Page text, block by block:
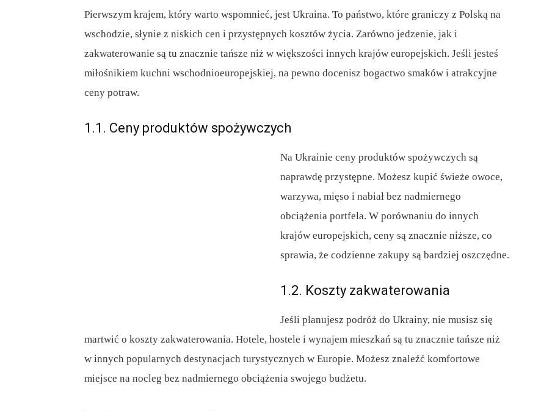
Pierwszym krajem, który warto wspomnieć, jest Ukraina. To państwo, które graniczy z Polską na
wschodzie, słynie z niskich cen i przystępnych kosztów życia. Zarówno jedzenie, jak i
zakwaterowanie są tu znacznie tańsze niż w większości innych krajów europejskich. Jeśli jesteś
miłośnikiem kuchni wschodnioeuropejskiej, na pewno docenisz bogactwo smaków i atrakcyjne
ceny potraw.
1.1. Ceny produktów spożywczych
Na Ukrainie ceny produktów spożywczych są
naprawdę przystępne. Możesz kupić świeże owoce,
warzywa, mięso i nabiał bez nadmiernego
obciążenia portfela. W porównaniu do innych
krajów europejskich, ceny są znacznie niższe, co
sprawia, że ​​codzienne zakupy są bardziej oszczędne.
1.2. Koszty zakwaterowania
Jeśli planujesz podróż do Ukrainy, nie musisz się
martwić o koszty zakwaterowania. Hotele, hostele i wynajem mieszkań są tu znacznie tańsze niż
w innych popularnych destynacjach turystycznych w Europie. Możesz znaleźć komfortowe
miejsce na nocleg bez nadmiernego obciążenia swojego budżetu.